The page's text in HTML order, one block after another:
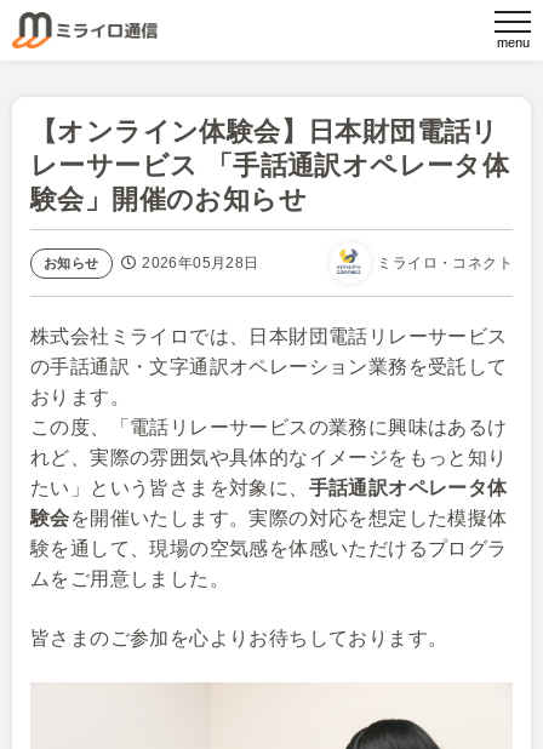
お知らせ 2026年05月28日
【オンライン体験会】日本財団電話リ
レーサービス 「手話通訳オペレータ体
験会」開催のお知らせ
ミライロ・コネクト
株式会社ミライロでは、日本財団電話リレーサービス
の手話通訳・文字通訳オペレーション業務を受託して
おります。
この度、「電話リレーサービスの業務に興味はあるけ
れど、実際の雰囲気や具体的なイメージをもっと知り
たい」という皆さまを対象に、 手話通訳オペレータ体
験会を開催いたします。実際の対応を想定した模擬体
験を通して、現場の空気感を体感いただけるプログラ
ムをご用意しました。
皆さ まのご参加を心よりお待ちしております。